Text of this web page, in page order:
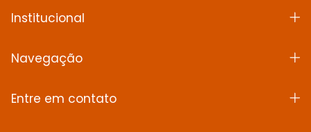
Institucional
Navegação
Entre em contato